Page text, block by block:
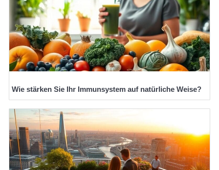
Wie stärken Sie Ihr Immunsystem auf natürliche Weise?